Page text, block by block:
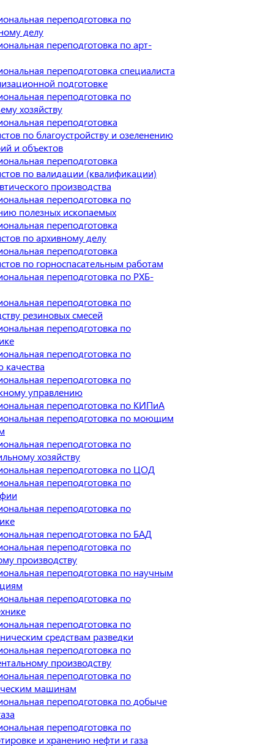
переподготовка по
делу
переподготовка по арт-
переподготовка специалиста
подготовке
переподготовка по
хозяйству
переподготовка
по благоустройству и озеленению
и объектов
переподготовка
по валидации (квалификации)
производства
переподготовка по
полезных ископаемых
переподготовка
по архивному делу
переподготовка
по горноспасательным работам
переподготовка по РХБ-
переподготовка по
резиновых смесей
переподготовка по
переподготовка по
качества
переподготовка по
управлению
переподготовка по КИПиА
переподготовка по моющим
переподготовка по
хозяйству
переподготовка по ЦОД
переподготовка по
переподготовка по
переподготовка по БАД
переподготовка по
производству
переподготовка по научным
переподготовка по
переподготовка по
средствам разведки
переподготовка по
производству
переподготовка по
машинам
переподготовка по добыче
переподготовка по
и хранению нефти и газа